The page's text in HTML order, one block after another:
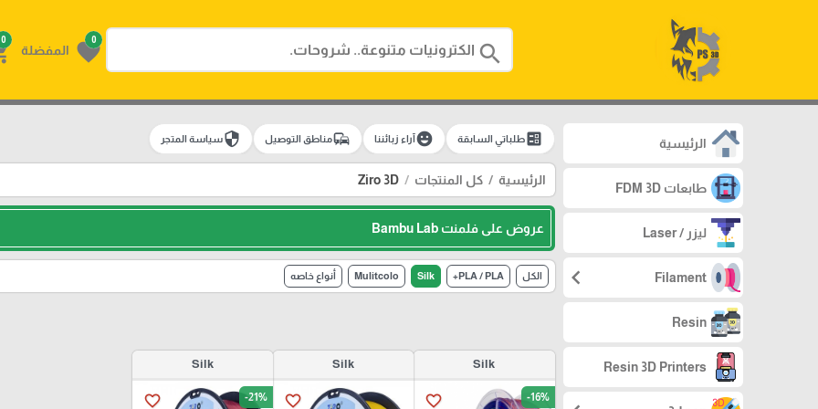
search
0
favorite المفضلة
0
الرئيسية
طابعات FDM 3D
ليزر / Laser
Filament
chevron_left
Resin
Resin 3D Printers
ballotطلباتي السابقة emoji_emotionsآراء زبائننا commuteمناطق التوصيل securityسياسة المتجر
الرئيسية كل المنتجات Ziro 3D
عروض على فلمنت Bambu Lab
الكل PLA / PLA+
Silk
Mulitcolo أنواع خاصه
Silk
favorite_border -16%
Silk
favorite_border
Silk
favorite_border -21%